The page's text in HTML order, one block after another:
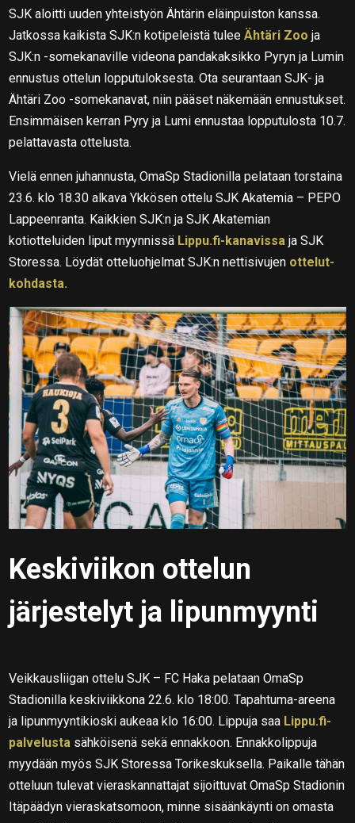
SJK aloitti uuden yhteistyön Ähtärin eläinpuiston kanssa.
Jatkossa kaikista SJK:n kotipeleistä tuleeÄhtäri Zoo ja
SJK:n -somekanaville videona pandakaksikko Pyryn ja Lumin
ennustus ottelun lopputuloksesta. Ota seurantaan SJK- ja
Ähtäri Zoo -somekanavat, niin pääset näkemään ennustukset.
Ensimmäisen kerran Pyry ja Lumi ennustaa lopputulosta 10.7.
pelattavasta ottelusta.
Vielä ennen juhannusta, OmaSp Stadionilla pelataan torstaina
23.6. klo 18.30 alkava Ykkösen ottelu SJK Akatemia – PEPO
Lappeenranta. Kaikkien SJK:n ja SJK Akatemian
kotiotteluiden liput myynnissä Lippu.fi-kanavissa ja SJK
Storessa. Löydät otteluohjelmat SJK:n nettisivujen ottelut-
kohdasta.
Keskiviikon ottelun
järjestelyt ja lipunmyynti
Veikkausliigan ottelu SJK – FC Haka pelataan OmaSp
Stadionilla keskiviikkona 22.6. klo 18:00. Tapahtuma-areena
ja lipunmyyntikioski aukeaa klo 16:00. Lippuja saa Lippu.fi-
palvelusta sähköisenä sekä ennakkoon. Ennakkolippuja
myydään myös SJK Storessa Torikeskuksella. Paikalle tähän
otteluun tulevat vieraskannattajat sijoittuvat OmaSp Stadionin
Itäpäädyn vieraskatsomoon, minne sisäänkäynti on omasta